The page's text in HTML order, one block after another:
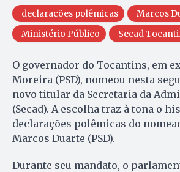
declarações polêmicas
Marcos
Ministério Público
Secad
O governador do Tocantins, em
Moreira (PSD), nomeou nesta
novo titular da Secretaria da
(Secad). A escolha traz à tona o
declarações polêmicas do
Marcos Duarte (PSD).
Durante seu mandato, o